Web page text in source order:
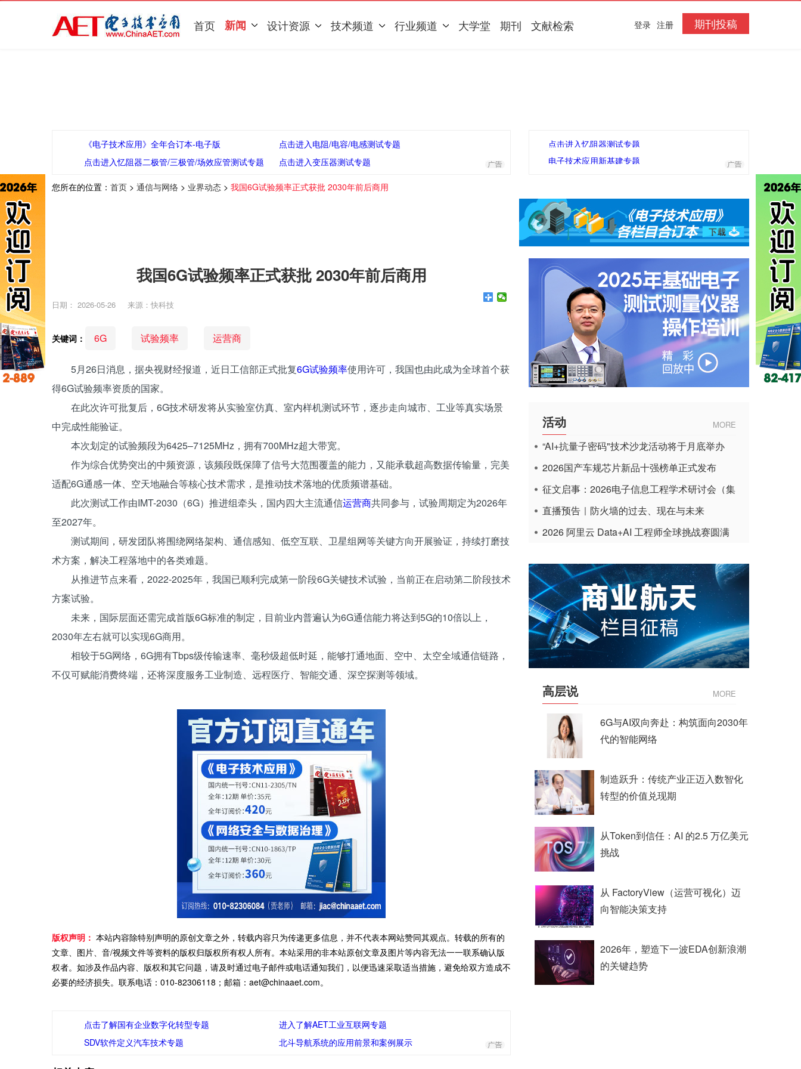
首页 新闻 设计资源 技术频道 行业频道 大学堂 期刊 文献检索 期刊投稿
登录 注册
《电子技术应用》全年合订本-电子版
点击进入电阻/电容/电感测试专题
点击进入忆阻器二极管/三极管/场效应管测试专题
点击进入变压器测试专题
点击进入忆阻器测试专题
电子技术应用新基建专题
您所在的位置： 首页 > 通信与网络 > 业界动态 > 我国6G试验频率正式获批 2030年前后商用
我国6G试验频率正式获批 2030年前后商用
日期： 2026-05-26 来源：快科技
关键词： 6G 试验频率 运营商
5月26日消息，据央视财经报道，近日工信部正式批复6G试验频率使用许可，我国也由此成为全球首个获
得6G试验频率资质的国家。
在此次许可批复后，6G技术研发将从实验室仿真、室内样机测试环节，逐步走向城市、工业等真实场景
中完成性能验证。
本次划定的试验频段为6425–7125MHz，拥有700MHz超大带宽。
作为综合优势突出的中频资源，该频段既保障了信号大范围覆盖的能力，又能承载超高数据传输量，完美
适配6G通感一体、空天地融合等核心技术需求，是推动技术落地的优质频谱基础。
此次测试工作由IMT-2030（6G）推进组牵头，国内四大主流通信运营商共同参与，试验周期定为2026年
至2027年。
测试期间，研发团队将围绕网络架构、通信感知、低空互联、卫星组网等关键方向开展验证，持续打磨技
术方案，解决工程落地中的各类难题。
从推进节点来看，2022-2025年，我国已顺利完成第一阶段6G关键技术试验，当前正在启动第二阶段技术
方案试验。
未来，国际层面还需完成首版6G标准的制定，目前业内普遍认为6G通信能力将达到5G的10倍以上，
2030年左右就可以实现6G商用。
相较于5G网络，6G拥有Tbps级传输速率、毫秒级超低时延，能够打通地面、空中、太空全域通信链路，
不仅可赋能消费终端，还将深度服务工业制造、远程医疗、智能交通、深空探测等领域。
版权声明： 本站内容除特别声明的原创文章之外，转载内容只为传递更多信息，并不代表本网站赞同其观点。转载的所有的
文章、图片、音/视频文件等资料的版权归版权所有权人所有。本站采用的非本站原创文章及图片等内容无法一一联系确认版
权者。如涉及作品内容、版权和其它问题，请及时通过电子邮件或电话通知我们，以便迅速采取适当措施，避免给双方造成不
必要的经济损失。联系电话：010-82306118；邮箱：aet@chinaaet.com。
点击了解国有企业数字化转型专题
进入了解AET工业互联网专题
SDV软件定义汽车技术专题
北斗导航系统的应用前景和案例展示
活动 MORE
“AI+抗量子密码"技术沙龙活动将于月底举办
2026国产车规芯片新品十强榜单正式发布
征文启事：2026电子信息工程学术研讨会（集
成电路应用杂志）
直播预告｜防火墙的过去、现在与未来
2026 阿里云 Data+AI 工程师全球挑战赛圆满
高层说 MORE
6G与AI双向奔赴：构筑面向2030年
代的智能网络
制造跃升：传统产业正迈入数智化
转型的价值兑现期
从Token到信任：AI 的2.5 万亿美元
挑战
从 FactoryView（运营可视化）迈
向智能决策支持
2026年，塑造下一波EDA创新浪潮
的关键趋势